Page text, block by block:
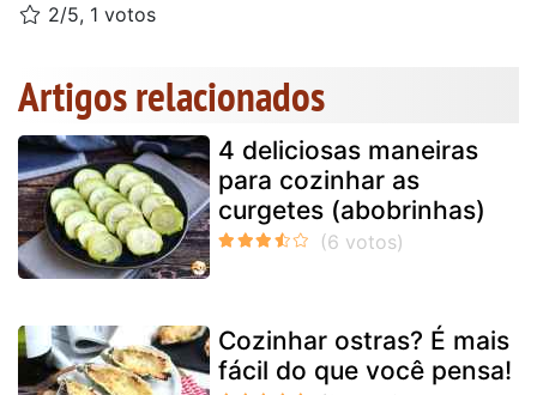
2/5, 1 votos
Artigos relacionados
4 deliciosas maneiras
para cozinhar as
curgetes (abobrinhas)
Cozinhar ostras? É mais
fácil do que você pensa!